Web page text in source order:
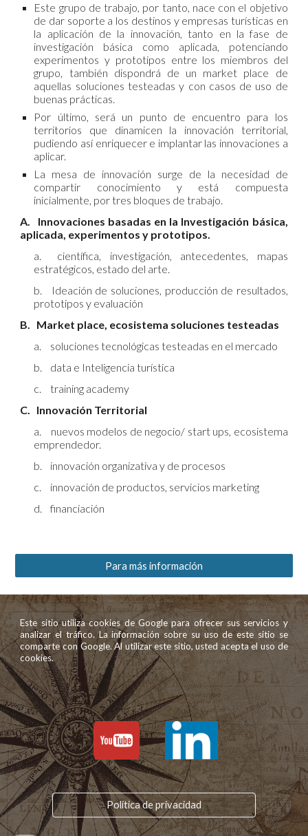
Este grupo de trabajo, por tanto, nace con el objetivo
de dar soporte a los destinos y empresas turísticas en
la aplicación de la innovación, tanto en la fase de
investigación básica como aplicada, potenciando
experimentos y prototipos entre los miembros del
grupo, también dispondrá de un market place de
aquellas soluciones testeadas y con casos de uso de
buenas prácticas.
Por último, será un punto de encuentro para los
territorios que dinamicen la innovación territorial,
pudiendo así enriquecer e implantar las innovaciones a
aplicar.
La mesa de innovación surge de la necesidad de
compartir conocimiento y está compuesta
inicialmente, por tres bloques de trabajo.
A.
Innovaciones basadas en la Investigación básica,
aplicada, experimentos y prototipos.
a.
científica, investigación, antecedentes, mapas
estratégicos, estado del arte.
b.
Ideación de soluciones, producción de resultados,
prototipos y evaluación
B. Market place, ecosistema soluciones testeadas
a.
soluciones tecnológicas testeadas en el mercado
b.
data e Inteligencia turística
c.
training academy
C. Innovación Territorial
a.
nuevos modelos de negocio/ start ups, ecosistema
emprendedor.
b.
innovación organizativa y de procesos
c.
innovación de productos, servicios marketing
d.
financiación
Para más información
Este sitio utiliza cookies de Google para ofrecer sus servicios y
analizar el tráfico. La información sobre su uso de este sitio se
comparte con Google. Al utilizar este sitio, usted acepta el uso de
cookies.
Política de privacidad